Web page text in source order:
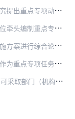
议（含专项名称、主责单位、总体目标、实施周期等），…
专业机构），报科技部、财政部。
资源配置合理性，优化考核方式、配套保障和管理举措，…
织实施、监督检查、评估问效的基本依据。
。对于采取部门负责制的重点专项，主责单位应委托专业机构…